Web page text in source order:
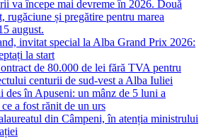
va începe mai devreme în 2026. Două
rugăciune și pregătire pentru marea
august.
invitat special la Alba Grand Prix 2026:
la start
de 80.000 de lei fără TVA pentru
centurii de sud-vest a Alba Iuliei
des în Apuseni: un mânz de 5 luni a
a fost rănit de un urs
din Câmpeni, în atenția ministrului